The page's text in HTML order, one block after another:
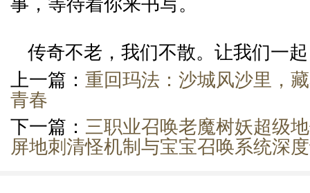
事，等待着你来书写。
传奇不老，我们不散。让我们一
上一篇： 重回玛法：沙城风沙里，
青春
下一篇： 三职业召唤老魔树妖超级
屏地刺清怪机制与宝宝召唤系统深